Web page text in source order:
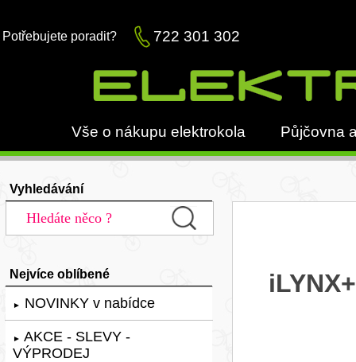
Potřebujete poradit? 722 301 302
Vše o nákupu elektrokola Půjčovna
Vyhledávání
Nejvíce oblíbené
► NOVINKY v nabídce
► AKCE - SLEVY -
VÝPRODEJ